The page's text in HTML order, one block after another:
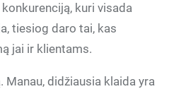
kuri visada
tiesiog daro tai, kas
jai ir klientams.
Manau, didžiausia klaida yra